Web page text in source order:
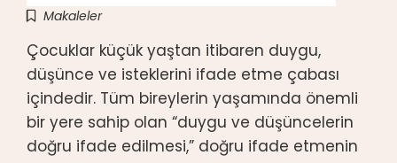
Makaleler
Çocuklar küçük yaştan itibaren duygu,
düşünce ve isteklerini ifade etme çabası
içindedir. Tüm bireylerin yaşamında önemli
bir yere sahip olan “duygu ve düşüncelerin
doğru ifade edilmesi,” doğru ifade etmenin